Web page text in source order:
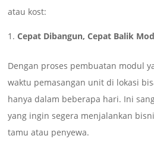
atau kost:
Cepat Dibangun, Cepat Balik
Dengan proses pembuatan modul
waktu pemasangan unit di lokasi
hanya dalam beberapa hari. Ini
yang ingin segera menjalankan
tamu atau penyewa.